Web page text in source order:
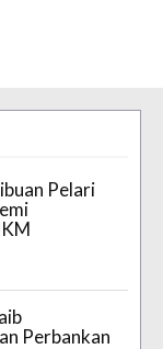
Pelari
Perbankan